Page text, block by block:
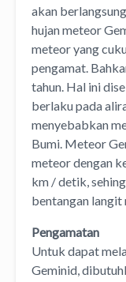
akan
hujan meteor
meteor yang
pengamat.
tahun. Hal ini
berlaku pada
menyebabkan
Bumi. Meteor
meteor dengan
km / detik,
bentangan langit
Pengamatan
Untuk dapat
Geminid,